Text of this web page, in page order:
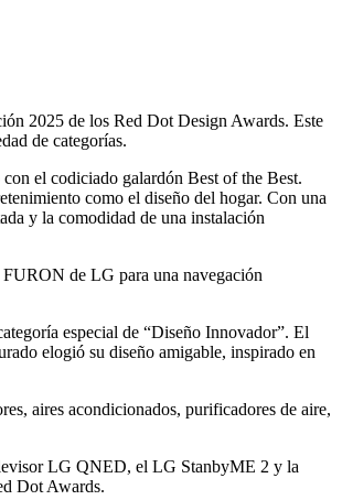
2025 de los Red Dot Design Awards. Este
de categorías.
el codiciado galardón Best of the Best.
como el diseño del hogar. Con una
y la comodidad de una instalación
de LG para una navegación
especial de “Diseño Innovador”. El
elogió su diseño amigable, inspirado en
aires acondicionados, purificadores de aire,
LG QNED, el LG StanbyME 2 y la
Dot Awards.